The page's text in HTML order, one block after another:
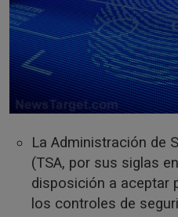
Viajes
Informatica
Cocina
La Administración de
(TSA, por sus siglas
disposición a aceptar
los controles de